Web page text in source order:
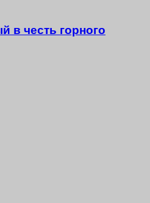
в честь горного